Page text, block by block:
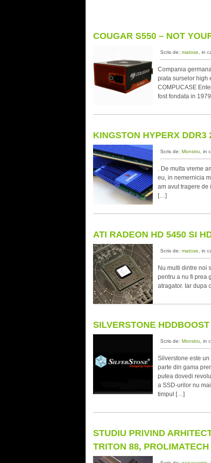
COUGAR S550 – NOT
Scris de: matose , in
Compania
piata surselor high
COMPUCASE
fost fondata in
KINGSTON HYPERX
Scris de: Monstru , in
. De multa vreme
eu, in nemernicia
am avut tragere de
[…]
ATI RADEON HD 5450 SI
Scris de: matose , in
Nu multi dintre noi
pentru a nu fi prea
atragator. Iar dupa
SILVERSTONE
Scris de: Monstru , in
Silverstone este
parte din gama
putea dovedi
a SSD-urilor nu
timpul […]
STUDIU PRIVIND
TRITON 88,